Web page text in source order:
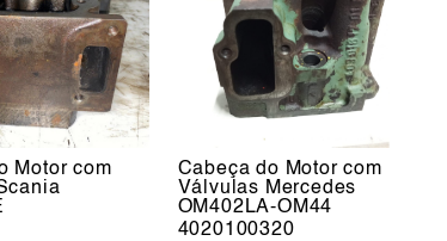
Motor com
Cabeça do Motor com
Válvulas Mercedes
OM402LA-OM44
4020100320